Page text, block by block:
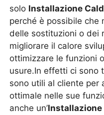
solo Installazione
perché è possibile che
delle sostituzioni o dei
migliorare il calore
ottimizzare le funzioni
usure.In effetti ci sono
sono utili al cliente per
ottimale nelle sue
anche un’Installazione